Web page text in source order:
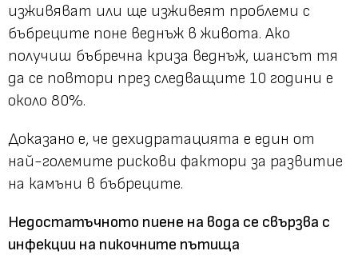
изживяват или ще изживеят проблеми с
бъбреците поне веднъж в живота. Ако
получиш бъбречна криза веднъж, шансът тя
да се повтори през следващите 10 години е
около 80%.
Доказано е, че дехидратацията е един от
най-големите рискови фактори за развитие
на камъни в бъбреците.
Недостатъчното пиене на вода се свързва с
инфекции на пикочните пътища